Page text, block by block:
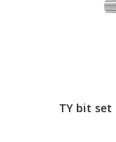
TY bit set